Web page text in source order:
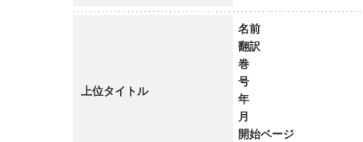
上位タイトル
名前
翻訳
巻
号
年
月
開始ページ